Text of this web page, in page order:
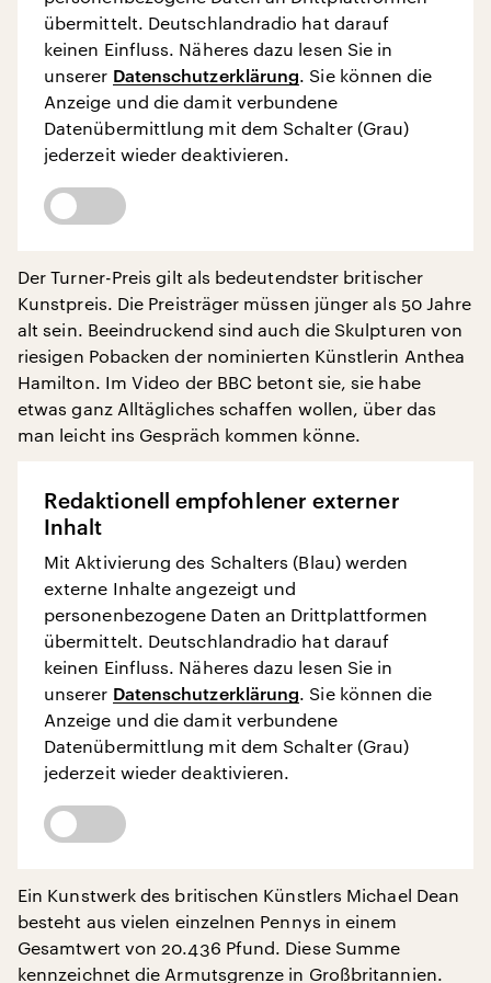
übermittelt. Deutschlandradio hat darauf
keinen Einfluss. Näheres dazu lesen Sie in
unserer Datenschutzerklärung. Sie können die
Anzeige und die damit verbundene
Datenübermittlung mit dem Schalter (Grau)
jederzeit wieder deaktivieren.
Der Turner-Preis gilt als bedeutendster britischer
Kunstpreis. Die Preisträger müssen jünger als 50 Jahre
alt sein. Beeindruckend sind auch die Skulpturen von
riesigen Pobacken der nominierten Künstlerin Anthea
Hamilton. Im Video der BBC betont sie, sie habe
etwas ganz Alltägliches schaffen wollen, über das
man leicht ins Gespräch kommen könne.
Redaktionell empfohlener externer
Inhalt
Mit Aktivierung des Schalters (Blau) werden
externe Inhalte angezeigt und
personenbezogene Daten an Drittplattformen
übermittelt. Deutschlandradio hat darauf
keinen Einfluss. Näheres dazu lesen Sie in
unserer Datenschutzerklärung. Sie können die
Anzeige und die damit verbundene
Datenübermittlung mit dem Schalter (Grau)
jederzeit wieder deaktivieren.
Ein Kunstwerk des britischen Künstlers Michael Dean
besteht aus vielen einzelnen Pennys in einem
Gesamtwert von 20.436 Pfund. Diese Summe
kennzeichnet die Armutsgrenze in Großbritannien.